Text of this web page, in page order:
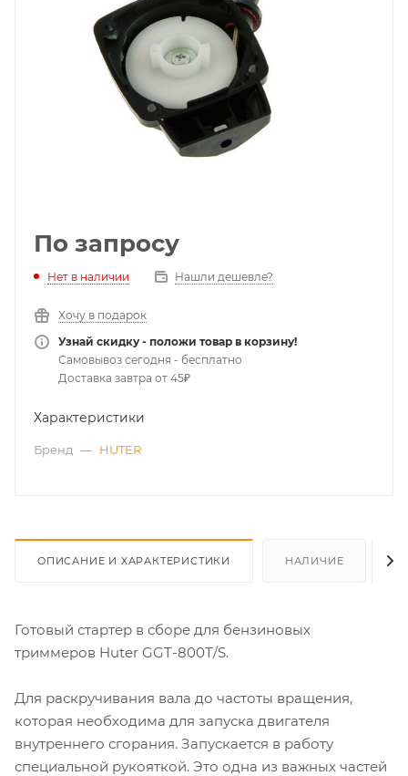
По запросу
Нет в наличии Нашли дешевле?
Хочу в подарок
Узнай скидку - положи товар в корзину!
Самовывоз сегодня - бесплатно
Доставка завтра от 45₽
Характеристики
Бренд — HUTER
ОПИСАНИЕ И ХАРАКТЕРИСТИКИ НАЛИЧИЕ
Готовый стартер в сборе для бензиновых
триммеров Huter GGT-800T/S.
Для раскручивания вала до частоты вращения,
которая необходима для запуска двигателя
внутреннего сгорания. Запускается в работу
специальной рукояткой. Это одна из важных частей